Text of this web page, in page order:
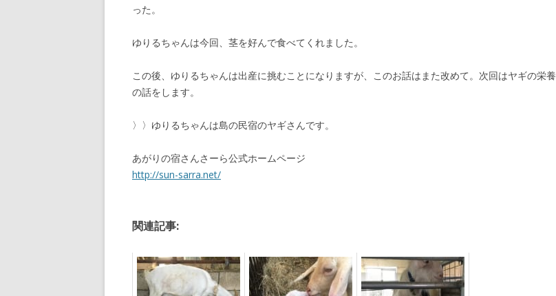
った。
ゆりるちゃんは今回、茎を好んで食べてくれました。
この後、ゆりるちゃんは出産に挑むことになりますが、このお話はまた改めて。次回はヤギの栄養
の話をします。
〉〉ゆりるちゃんは島の民宿のヤギさんです。
あがりの宿さんさーら公式ホームページ
http://sun-sarra.net/
関連記事: